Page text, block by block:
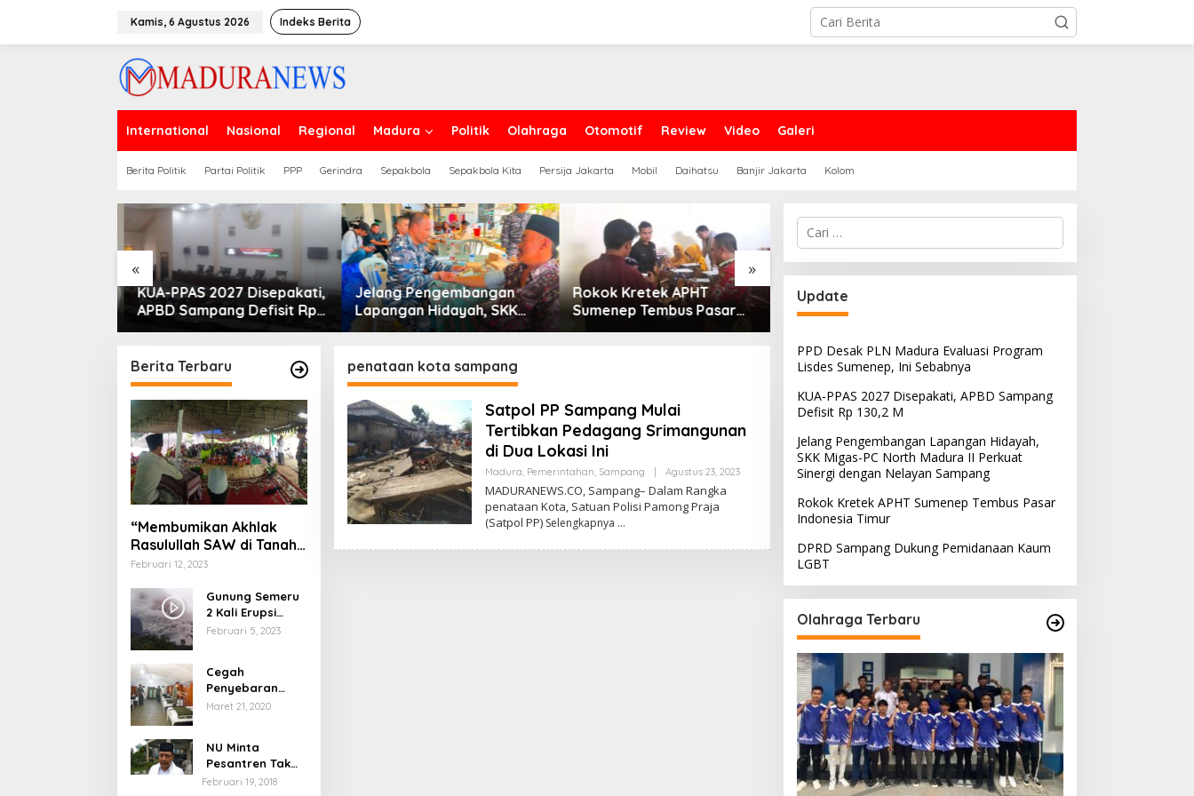
Kamis, 6 Agustus 2026 Indeks Berita
International Nasional Regional Madura Politik Olahraga Otomotif Review Video Galeri
Berita Politik Partai Politik PPP Gerindra Sepakbola Sepakbola Kita Persija Jakarta Mobil Daihatsu Banjir Jakarta Kolom
« »
KUA-PPAS 2027 Disepakati,
APBD Sampang Defisit Rp
130,2 M
Jelang Pengembangan
Lapangan Hidayah, SKK
Migas-PC North Madura II
Nelayan Sampang
Rokok Kretek APHT
Sumenep Tembus Pasar
Indonesia Timur
DPRD Sampang Dukung
Pemidanaan Kaum LGBT
Berita Terbaru
“Membumikan Akhlak
Rasulullah SAW di Tanah
Nusantara”
Februari 12, 2023
Gunung Semeru
2 Kali Erupsi
dengan Tinggi
Februari 5, 2023
Cegah
Penyebaran
Virus Corona,
Pelayanan
Maret 21, 2020
NU Minta
Pesantren Tak
Terprovokasi
Februari 19, 2018
penataan kota sampang
Satpol PP Sampang Mulai
Tertibkan Pedagang Srimangunan
di Dua Lokasi Ini
Madura, Pemerintahan, Sampang Agustus 23, 2023Oleh
MADURANEWS.CO, Sampang– Dalam Rangka
penataan Kota, Satuan Polisi Pamong Praja
(Satpol PP) Selengkapnya
Cari
untuk:
Update
PPD Desak PLN Madura Evaluasi Program
Lisdes Sumenep, Ini Sebabnya
KUA-PPAS 2027 Disepakati, APBD Sampang
Defisit Rp 130,2 M
Jelang Pengembangan Lapangan Hidayah,
SKK Migas-PC North Madura II Perkuat
Sinergi dengan Nelayan Sampang
Rokok Kretek APHT Sumenep Tembus Pasar
Indonesia Timur
DPRD Sampang Dukung Pemidanaan Kaum
LGBT
Olahraga Terbaru